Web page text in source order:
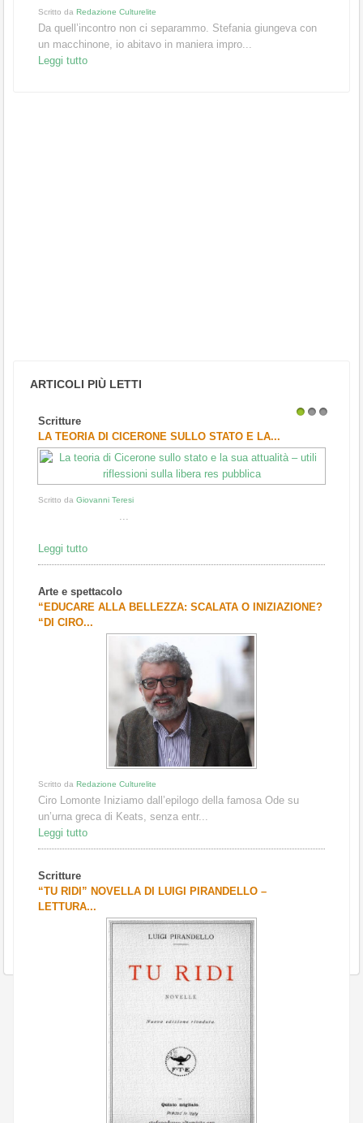
Scritto da Redazione Culturelite
Da quell’incontro non ci separammo. Stefania giungeva con
un macchinone, io abitavo in maniera impro...
Leggi tutto
ARTICOLI PIÙ LETTI
Scritture
LA TEORIA DI CICERONE SULLO STATO E LA...
Scritto da Giovanni Teresi
...
Leggi tutto
Arte e spettacolo
“EDUCARE ALLA BELLEZZA: SCALATA O INIZIAZIONE?
“DI CIRO...
Scritto da Redazione Culturelite
Ciro Lomonte Iniziamo dall’epilogo della famosa Ode su
un’urna greca di Keats, senza entr...
Leggi tutto
Scritture
“TU RIDI” NOVELLA DI LUIGI PIRANDELLO –
LETTURA...